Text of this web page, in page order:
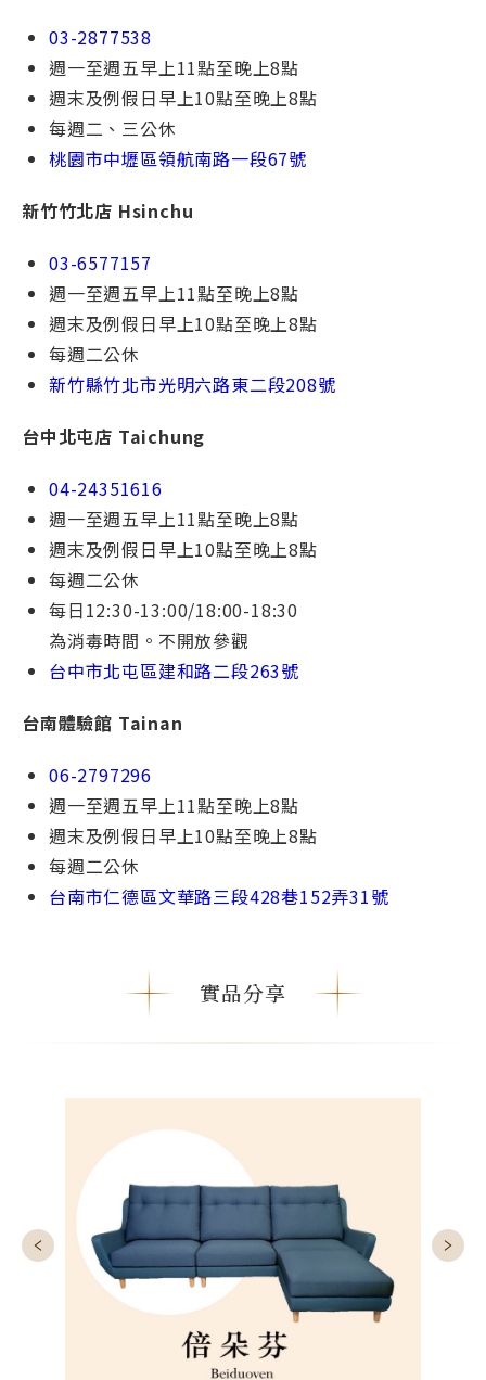
03-2877538
週一⾄週五早上11點⾄晚上8點
週末及例假⽇早上10點⾄晚上8點
每週⼆、三公休
桃園市中壢區領航南路一段67號
新竹竹北店 Hsinchu
03-6577157
週一⾄週五早上11點⾄晚上8點
週末及例假⽇早上10點⾄晚上8點
每週⼆公休
新竹縣竹北市光明六路東二段208號
台中北屯店 Taichung
04-24351616
週一⾄週五早上11點⾄晚上8點
週末及例假⽇早上10點⾄晚上8點
每週⼆公休
每⽇12:30-13:00/18:00-18:30
為消毒時間。不開放參觀
台中市北屯區建和路⼆段263號
台南體驗館 Tainan
06-2797296
週一⾄週五早上11點⾄晚上8點
週末及例假⽇早上10點⾄晚上8點
每週⼆公休
台南市仁德區文華路三段428巷152弄31號
實品分享